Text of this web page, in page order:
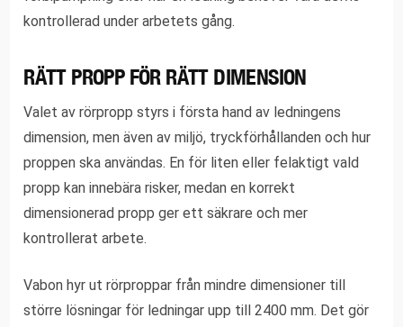
kontrollerad under arbetets gång.
RÄTT PROPP FÖR RÄTT DIMENSION
Valet av rörpropp styrs i första hand av ledningens
dimension, men även av miljö, tryckförhållanden och hur
proppen ska användas. En för liten eller felaktigt vald
propp kan innebära risker, medan en korrekt
dimensionerad propp ger ett säkrare och mer
kontrollerat arbete.
Vabon hyr ut rörproppar från mindre dimensioner till
större lösningar för ledningar upp till 2400 mm. Det gör